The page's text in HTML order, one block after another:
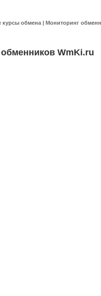
обмена | Мониторинг
WmKi.ru